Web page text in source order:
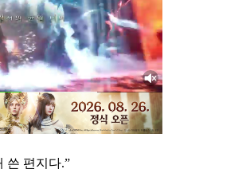
쓴 편지다.”